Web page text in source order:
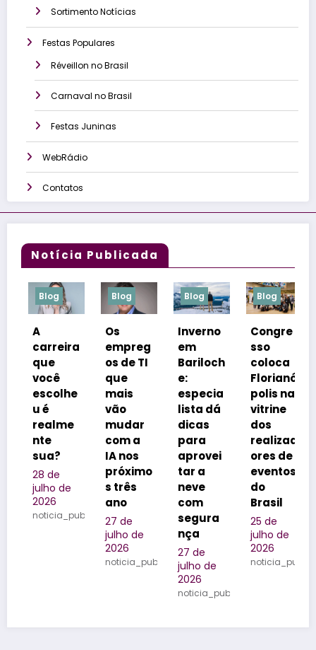
Sortimento Notícias
Festas Populares
Réveillon no Brasil
Carnaval no Brasil
Festas Juninas
WebRádio
Contatos
Notícia Publicada
Blog
Os
empreg
os de TI
que
mais
vão
mudar
com a
IA nos
próximo
s três
ano
27 de
noticia_publicada
Blog
Inverno
em
Bariloch
e:
especia
lista dá
dicas
para
aprovei
tar a
neve
com
segura
nça
27 de
julho de
noticia_publicada
Blog
Congre
sso
coloca
Florianó
polis na
vitrine
dos
realizad
ores de
eventos
do
Brasil
25 de
julho de
2026
noticia_publicada
Blog
Netos
inspira
m
rótulos
e
reforça
m o
legado
da
família
na
Quinta
do
Olivard
o
24 de